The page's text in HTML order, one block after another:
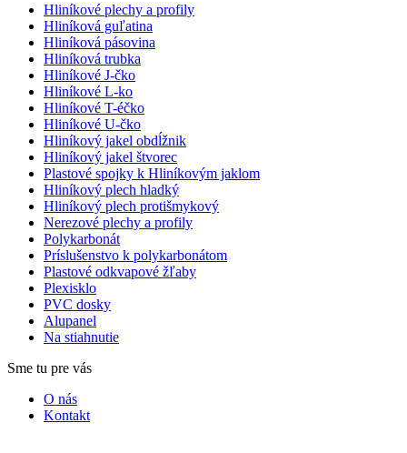
Hliníkové plechy a profily
Hliníková guľatina
Hliníková pásovina
Hliníková trubka
Hliníkové J-čko
Hliníkové L-ko
Hliníkové T-éčko
Hliníkové U-čko
Hliníkový jakel obdĺžnik
Hliníkový jakel štvorec
Plastové spojky k Hliníkovým jaklom
Hliníkový plech hladký
Hliníkový plech protišmykový
Nerezové plechy a profily
Polykarbonát
Príslušenstvo k polykarbonátom
Plastové odkvapové žľaby
Plexisklo
PVC dosky
Alupanel
Na stiahnutie
Sme tu pre vás
O nás
Kontakt